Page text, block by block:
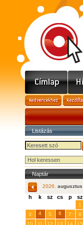
Listázás
Naptár
2026. augusztus
h k sz cs p sz
1
3
4 5 6 7 8
10
11 12 13 14 15